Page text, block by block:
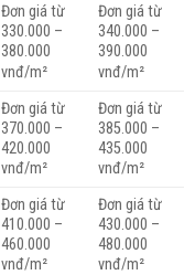
Đơn giá từ
330.000 –
380.000
vnđ/m²
Đơn giá từ
340.000 –
390.000
vnđ/m²
Đơn giá từ
370.000 –
420.000
vnđ/m²
Đơn giá từ
385.000 –
435.000
vnđ/m²
Đơn giá từ
410.000 –
460.000
vnđ/m²
Đơn giá từ
430.000 –
480.000
vnđ/m²